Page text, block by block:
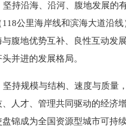
沿海、沿河、腹地发展的有
公里海岸线和滨海大道沿
腹地优势互补、良性互动发
并进的发展格局。
规模与结构、速度与质量，
人才、管理共同驱动的经济
锦成为全国资源型城市可持